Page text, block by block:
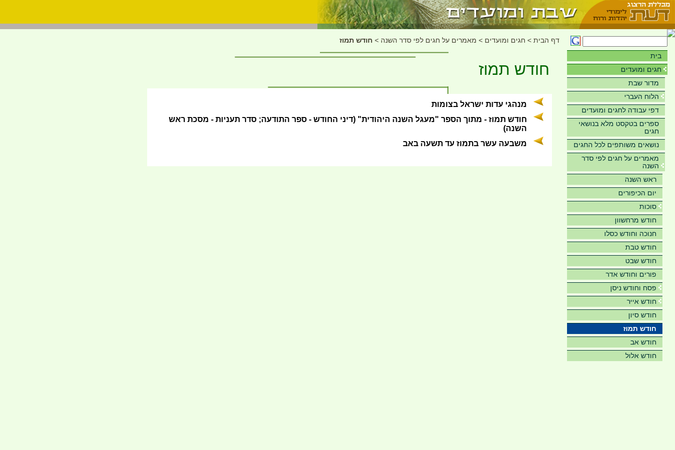
בית
חגים ומועדים
מדור שבת
הלוח העברי
דפי עבודה לחגים ומועדים
ספרים בטקסט מלא בנושאי
חגים
נושאים משותפים לכל החגים
מאמרים על חגים לפי סדר
השנה
ראש השנה
יום הכיפורים
סוכות
חודש מרחשוון
חנוכה וחודש כסלו
חודש טבת
חודש שבט
פורים וחודש אדר
פסח וחודש ניסן
חודש אייר
חודש סיון
חודש תמוז
חודש אב
חודש אלול
דף הבית > חגים ומועדים > מאמרים על חגים לפי סדר השנה > חודש תמוז
חודש תמוז
מנהגי עדות ישראל בצומות
חודש תמוז - מתוך הספר "מעגל השנה היהודית" (דיני החודש - ספר התודעה; סדר תעניות - מסכת ראש
השנה)
משבעה עשר בתמוז עד תשעה באב